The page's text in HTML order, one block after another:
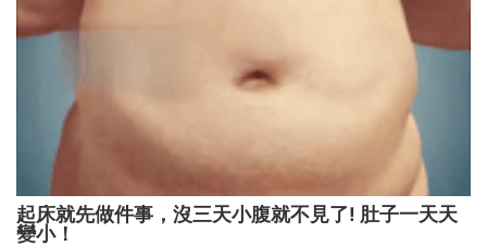
起床就先做件事，沒三天小腹就不見了! 肚子一天天
變小！